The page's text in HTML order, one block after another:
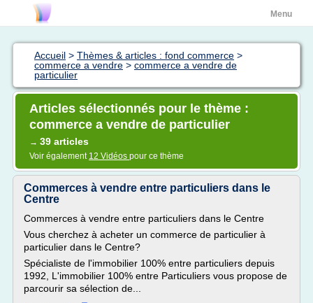
Menu
Accueil > Thèmes & articles : fond commerce >
commerce a vendre > commerce a vendre de
particulier
Articles sélectionnés pour le thème :
commerce a vendre de particulier
→ 39 articles
Voir également 12 Vidéos pour ce thème
Commerces à vendre entre particuliers dans le
Centre
Commerces à vendre entre particuliers dans le Centre
Vous cherchez à acheter un commerce de particulier à
particulier dans le Centre?
Spécialiste de l'immobilier 100% entre particuliers depuis
1992, L'immobilier 100% entre Particuliers vous propose de
parcourir sa sélection de...